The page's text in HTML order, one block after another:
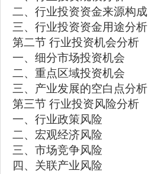
二、行业投资资金来源构成
三、行业投资资金用途分析
第二节 行业投资机会分析
一、细分市场投资机会
二、重点区域投资机会
三、产业发展的空白点分析
第三节 行业投资风险分析
一、行业政策风险
二、宏观经济风险
三、市场竞争风险
四、关联产业风险